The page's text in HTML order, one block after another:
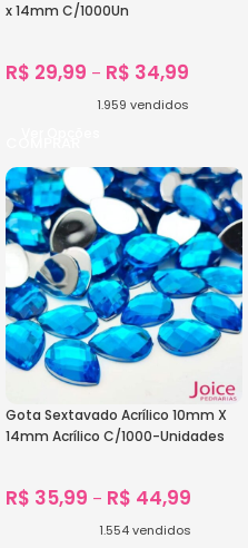
x 14mm C/1000Un
R$ 29,99 – R$ 34,99
1.959 vendidos
Gota Sextavado Acrílico 10mm X
14mm Acrílico C/1000-Unidades
R$ 35,99 – R$ 44,99
1.554vendidos